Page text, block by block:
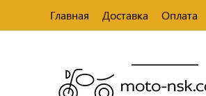
Главная Доставка Оплата